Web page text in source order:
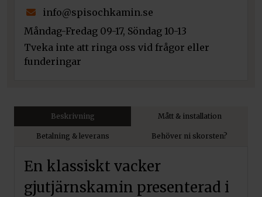
info@spisochkamin.se
Måndag-Fredag 09-17, Söndag 10-13
Tveka inte att ringa oss vid frågor eller
funderingar
Beskrivning Mått & installation
Betalning & leverans Behöver ni skorsten?
En klassiskt vacker
gjutjärnskamin presenterad i